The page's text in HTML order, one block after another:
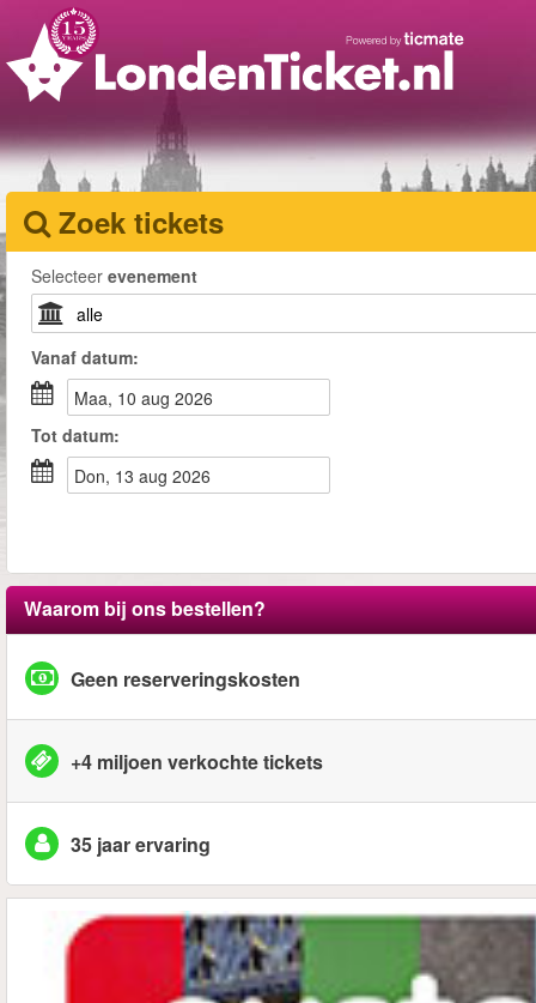
Zoek tickets
Selecteer evenement
Vanaf datum:
maa, 10 aug 2026
Tot datum:
don, 13 aug 2026
Waarom bij ons bestellen?
Geen reserveringskosten
+4 miljoen verkochte tickets
35 jaar ervaring